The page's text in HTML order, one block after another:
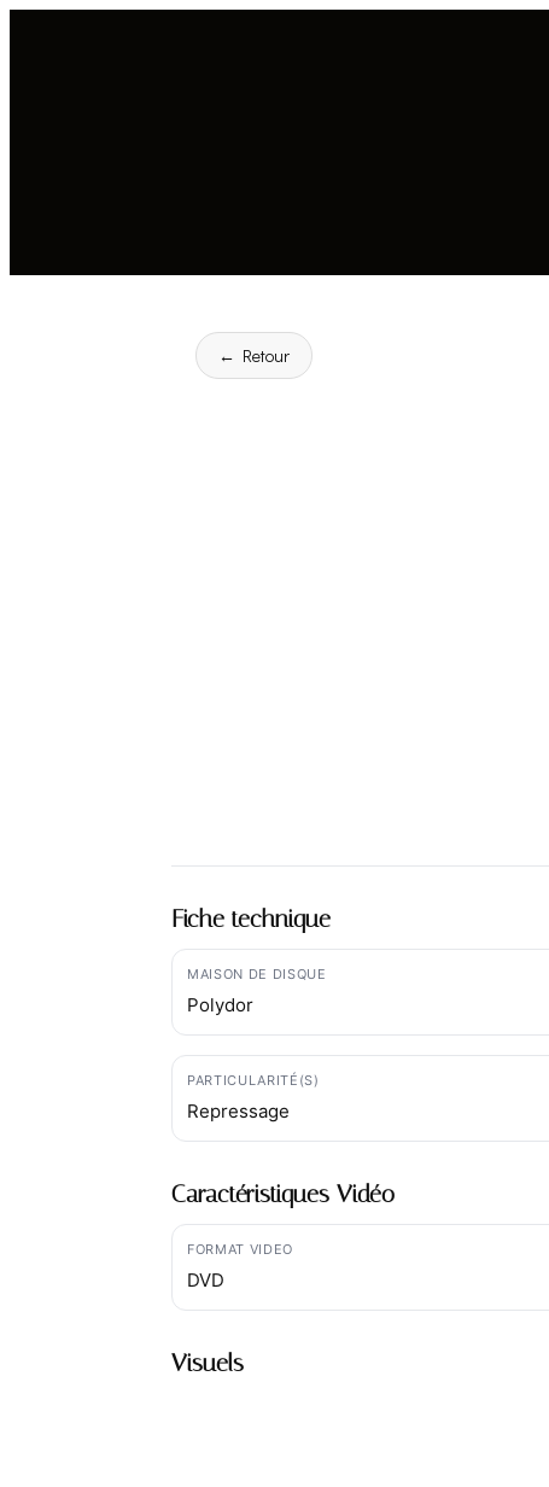
← Retour
Fiche technique
MAISON DE DISQUE
Polydor
PARTICULARITÉ(S)
Repressage
Caractéristiques Vidéo
FORMAT VIDEO
DVD
Visuels